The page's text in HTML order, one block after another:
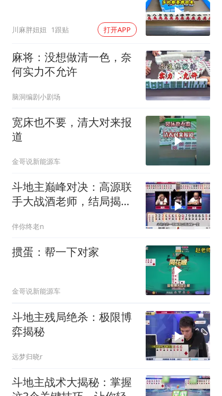
川麻胖妞妞 1跟贴 打开APP
麻将：没想做清一色，奈
何实力不允许
脑洞编剧小剧场
宽床也不要，清大对来报
道
金哥说新能源车
斗地主巅峰对决：高源联
手大战酒老师，结局揭
伴你终老n
掼蛋：帮一下对家
金哥说新能源车
斗地主残局绝杀：极限博
弈揭秘
远梦归晓r
斗地主战术大揭秘：掌握